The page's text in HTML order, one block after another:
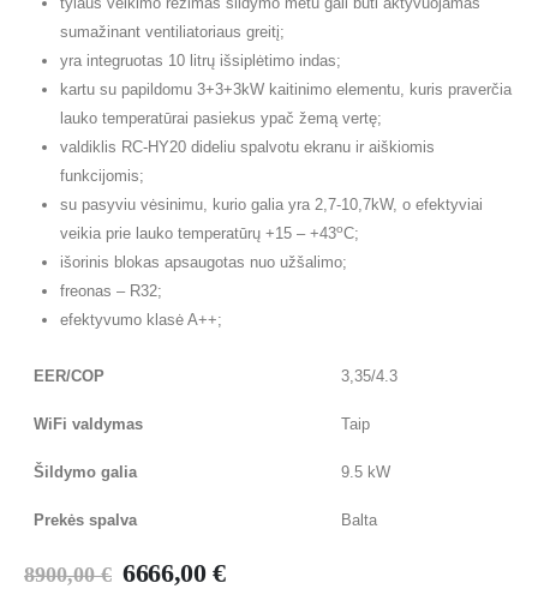
sumažinant ventiliatoriaus greitį;
yra integruotas 10 litrų išsiplėtimo indas;
kartu su papildomu 3+3+3kW kaitinimo elementu, kuris praverčia
lauko temperatūrai pasiekus ypač žemą vertę;
valdiklis RC-HY20 dideliu spalvotu ekranu ir aiškiomis
funkcijomis;
su pasyviu vėsinimu, kurio galia yra 2,7-10,7kW, o efektyviai
veikia prie lauko temperatūrų +15 – +43oC;
išorinis blokas apsaugotas nuo užšalimo;
freonas – R32;
efektyvumo klasė A++;
EER/COP 3,35/4.3
WiFi valdymas Taip
Šildymo galia 9.5 kW
Prekės spalva Balta
8900,00€ 6666,00 €